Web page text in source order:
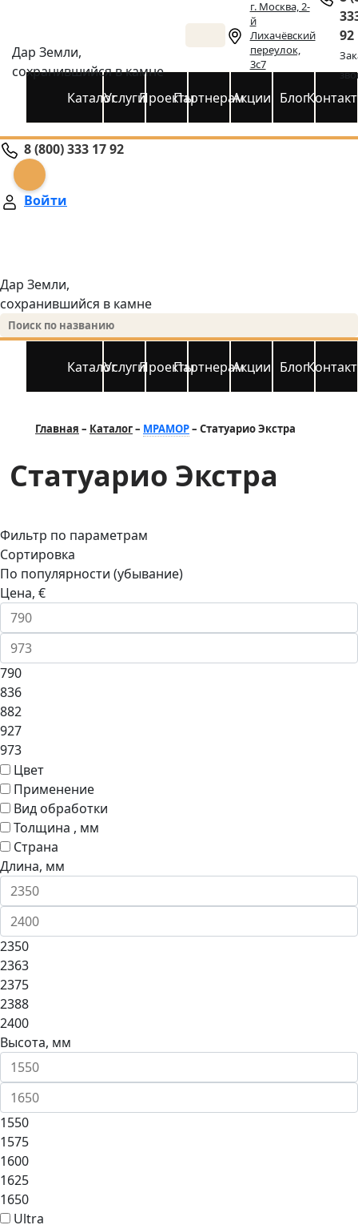
Дар Земли,
сохранившийся в камне
г. Москва, 2-
й
Лихачёвский
переулок,
3с7
92
КаталогУслугиПроектыПартнерамАкции Блог
8 (800) 333 17 92
Войти
Дар Земли,
сохранившийся в камне
КаталогУслугиПроектыПартнерамАкции Блог
Главная Каталог МРАМОР Статуарио Экстра
Статуарио Экстра
Фильтр по параметрам
Сортировка
По популярности (убывание)
Цена, €
790
836
882
927
973
Цвет
Применение
Вид обработки
Толщина , мм
Страна
Длина, мм
2350
2363
2375
2388
2400
Высота, мм
1550
1575
1600
1625
1650
Ultra